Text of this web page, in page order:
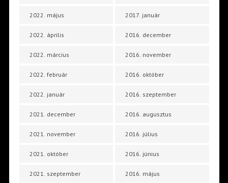
2022. május
2022. április
2022. március
2022. február
2022. január
2021. december
2021. november
2021. október
2021. szeptember
2017. január
2016. december
2016. november
2016. október
2016. szeptember
2016. augusztus
2016. július
2016. június
2016. május